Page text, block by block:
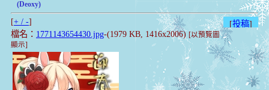
(Deoxy)
[投稿]
[+ / -]
檔名： 1771143654430.jpg-(1979 KB, 1416x2006) [以預覽圖
顯示]